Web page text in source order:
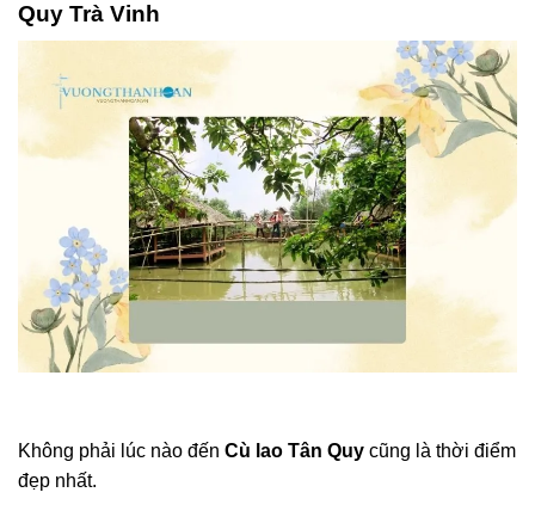
Quy Trà Vinh
Không phải lúc nào đến Cù lao Tân Quy cũng là thời điểm
đẹp nhất.